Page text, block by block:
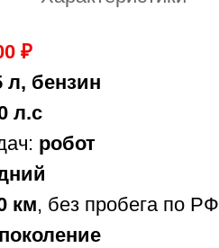
₽
л, бензин
л.с
робот
км, без пробега по РФ